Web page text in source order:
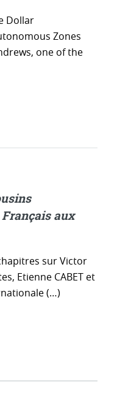
Dollar
Zones
one of the
Français aux
sur Victor
Etienne CABET et
(…)